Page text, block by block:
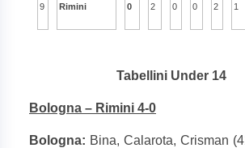
9 Rimini 0 2 0 0 2 1
Tabellini Under 14
Bologna – Rimini 4-0
Bologna: Bina, Calarota, Crisman